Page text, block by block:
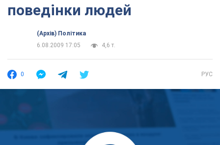
поведінки людей
(Архів) Політика
6.08.2009 17:05
4,6 т.
0 РУС